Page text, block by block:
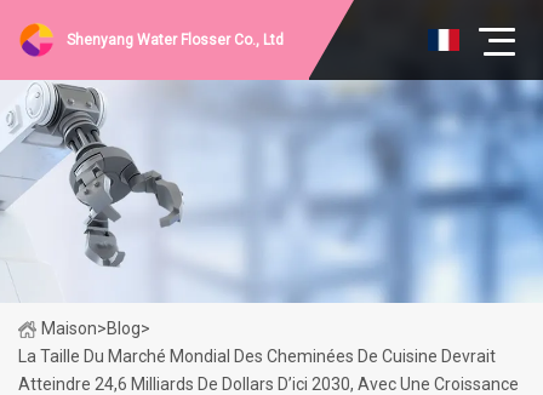
Shenyang Water Flosser Co., Ltd
Maison>Blog>
La Taille Du Marché Mondial Des Cheminées De Cuisine Devrait
Atteindre 24,6 Milliards De Dollars D’ici 2030, Avec Une Croissance